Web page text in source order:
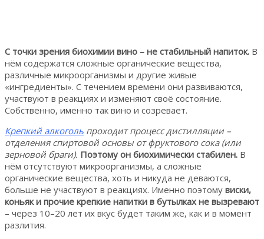
С точки зрения биохимии вино – не стабильный напиток. В
нём содержатся сложные органические вещества,
различные микроорганизмы и другие живые
«ингредиенты». С течением времени они развиваются,
участвуют в реакциях и изменяют своё состояние.
Собственно, именно так вино и созревает.
Крепкий алкоголь проходит процесс дистилляции –
отделения спиртовой основы от фруктового сока (или
зерновой браги). Поэтому он биохимически стабилен. В
нём отсутствуют микроорганизмы, а сложные
органические вещества, хоть и никуда не деваются,
больше не участвуют в реакциях. Именно поэтому виски,
коньяк и прочие крепкие напитки в бутылках не вызревают
– через 10–20 лет их вкус будет таким же, как и в момент
разлития.